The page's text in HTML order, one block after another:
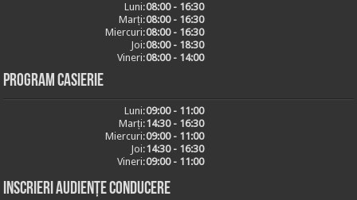
Luni:08:00 - 16:30
Marți:08:00 - 16:30
Miercuri:08:00 - 16:30
Joi:08:00 - 18:30
Vineri:08:00 - 14:00
Program casierie
Luni:09:00 - 11:00
Marți:14:30 - 16:30
Miercuri:09:00 - 11:00
Joi:14:30 - 16:30
Vineri:09:00 - 11:00
Inscrieri audiențe conducere